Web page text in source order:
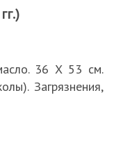
36 Х 53 см.
Загрязнения,